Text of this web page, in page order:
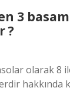
3
?
olarak 8
hakkında